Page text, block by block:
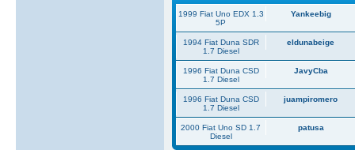
1999 Fiat Uno EDX 1.3
5P
Yankeebig
1994 Fiat Duna SDR
1.7 Diesel
eldunabeige
1996 Fiat Duna CSD
1.7 Diesel
JavyCba
1996 Fiat Duna CSD
1.7 Diesel
juampiromero
2000 Fiat Uno SD 1.7
Diesel
patusa